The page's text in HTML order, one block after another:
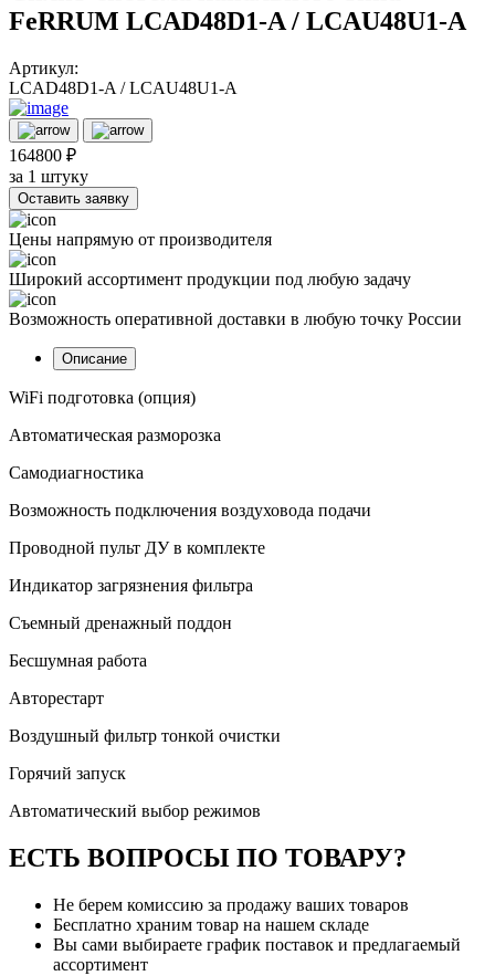
FeRRUM LCAD48D1-A / LCAU48U1-A
Артикул:
LCAD48D1-A / LCAU48U1-A
164800 ₽
за 1 штуку
Оставить заявку
Цены напрямую от производителя
Широкий ассортимент продукции под любую задачу
Возможность оперативной доставки в любую точку России
Описание
WiFi подготовка (опция)
Автоматическая разморозка
Самодиагностика
Возможность подключения воздуховода подачи
Проводной пульт ДУ в комплекте
Индикатор загрязнения фильтра
Съемный дренажный поддон
Бесшумная работа
Авторестарт
Воздушный фильтр тонкой очистки
Горячий запуск
Автоматический выбор режимов
ЕСТЬ ВОПРОСЫ ПО ТОВАРУ?
Не берем комиссию за продажу ваших товаров
Бесплатно храним товар на нашем складе
Вы сами выбираете график поставок и предлагаемый
ассортимент